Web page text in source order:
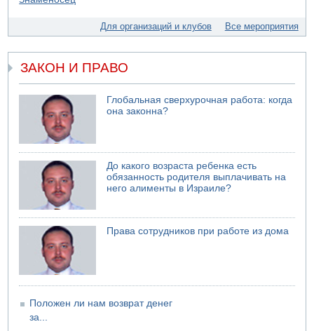
В России горят новые склады
Хуситы сообщают об атаке по Саудовскому танкеру
05.08.2026 10:16
Левые активисты пытались ворваться в офис
"Религиозного сионизма"
Для организаций и клубов Все мероприятия
ЗАКОН И ПРАВО
Глобальная сверхурочная работа: когда
она законна?
До какого возраста ребенка есть
обязанность родителя выплачивать на
него алименты в Израиле?
Права сотрудников при работе из дома
Положен ли нам возврат денег
за...